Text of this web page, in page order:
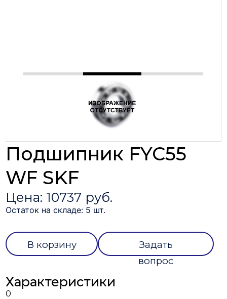
Подшипник FYC55
WF SKF
Цена: 10737 руб.
Остаток на складе: 5 шт.
В корзину
Задать
вопрос
Характеристики
0